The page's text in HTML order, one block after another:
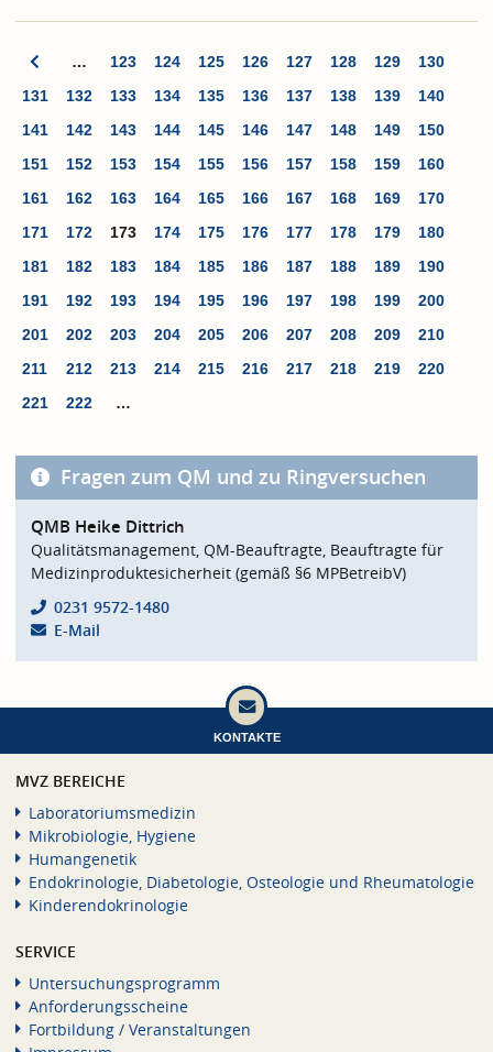
… 123 124 125 126 127 128 129
130
131
132 133 134 135 136 137 138 139
140
141
142 143 144 145 146 147 148 149
150
151
152 153 154 155 156 157 158 159
160
161
162 163 164 165 166 167 168 169
170
171
172 173 174 175 176 177 178 179
180
181
182 183 184 185 186 187 188 189
190
191
192 193 194 195 196 197 198 199
200
201
202 203 204 205 206 207 208 209
210
211
212 213 214 215 216 217 218 219
220
221
222 …
Fragen zum QM und zu Ringversuchen
QMB Heike Dittrich
Qualitätsmanagement, QM-Beauftragte, Beauftragte für
Medizinproduktesicherheit (gemäß §6 MPBetreibV)
0231 9572-1480
E-Mail
KONTAKTE
MVZ BEREICHE
Laboratoriumsmedizin
Mikrobiologie, Hygiene
Humangenetik
Endokrinologie, Diabetologie, Osteologie und Rheumatologie
Kinderendokrinologie
SERVICE
Untersuchungsprogramm
Anforderungsscheine
Fortbildung / Veranstaltungen